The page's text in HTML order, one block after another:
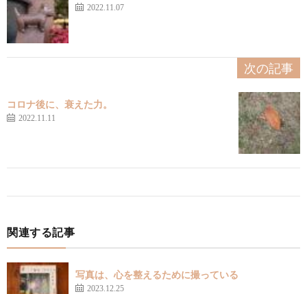
2022.11.07
次の記事
コロナ後に、衰えた力。
2022.11.11
関連する記事
写真は、心を整えるために撮っている
2023.12.25